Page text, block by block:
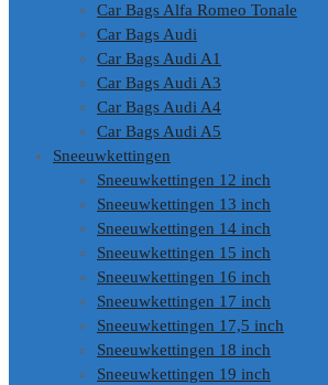
Car Bags Alfa Romeo Tonale
Car Bags Audi
Car Bags Audi A1
Car Bags Audi A3
Car Bags Audi A4
Car Bags Audi A5
Sneeuwkettingen
Sneeuwkettingen 12 inch
Sneeuwkettingen 13 inch
Sneeuwkettingen 14 inch
Sneeuwkettingen 15 inch
Sneeuwkettingen 16 inch
Sneeuwkettingen 17 inch
Sneeuwkettingen 17,5 inch
Sneeuwkettingen 18 inch
Sneeuwkettingen 19 inch